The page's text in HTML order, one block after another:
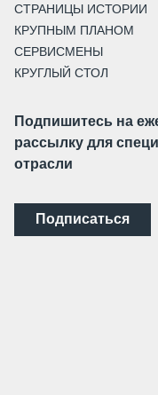
СТРАНИЦЫ ИСТОРИИ
КРУПНЫМ ПЛАНОМ
СЕРВИСМЕНЫ
КРУГЛЫЙ СТОЛ
Подпишитесь на
рассылку для
отрасли
Подписаться